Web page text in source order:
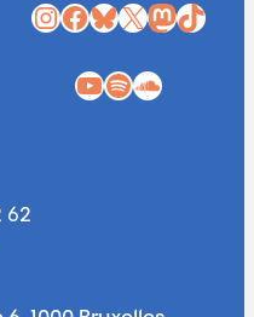
InstagramFacebook Bluesky X Mastodon TikTok
YouTube Spotify SoundCloud
62